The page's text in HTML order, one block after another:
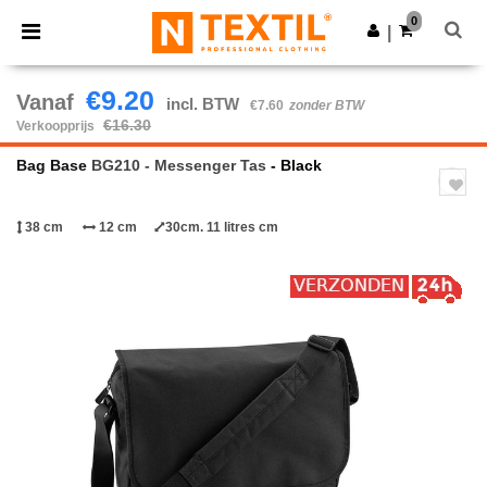
× Ntextil-app
Betere prijzen in de app!
Download app
0
Vanaf €9.20 incl. BTW €7.60 zonder BTW
Verkoopprijs
€16.30
Bag Base BG210 - Messenger Tas - Black
38 cm 12 cm 30cm. 11 litres cm